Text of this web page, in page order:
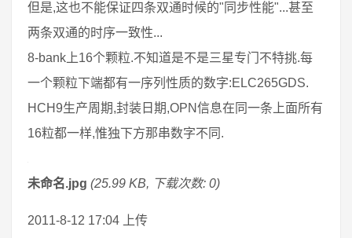
但是,这也不能保证四条双通时候的"同步性能"...甚至
两条双通的时序一致性...
8-bank上16个颗粒.不知道是不是三星专门不特挑.每
一个颗粒下端都有一序列性质的数字:ELC265GDS.
HCH9生产周期,封装日期,OPN信息在同一条上面所有
16粒都一样,惟独下方那串数字不同.
未命名.jpg (25.99 KB, 下载次数: 0)
2011-8-12 17:04 上传